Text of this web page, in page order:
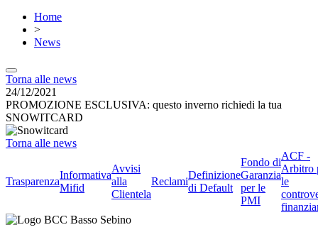
Home
>
News
Torna alle news
24/12/2021
PROMOZIONE ESCLUSIVA: questo inverno richiedi la tua
SNOWITCARD
Torna alle news
Trasparenza
Informativa
Mifid
Avvisi
alla
Clientela
Reclami
Definizione
di Default
Fondo di
Garanzia
per le
PMI
ACF -
Arbitro
le